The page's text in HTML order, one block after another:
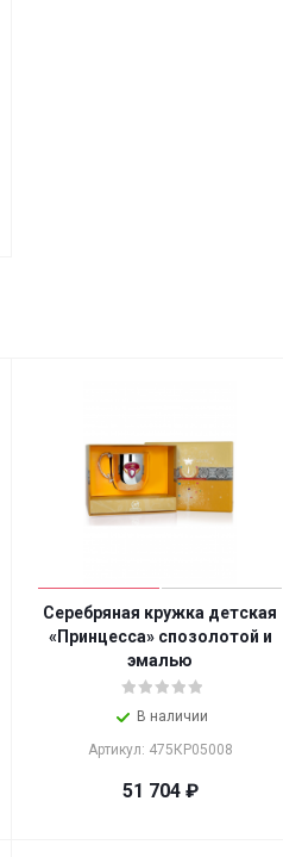
Серебряная кружка детская
«Принцесса» спозолотой и
эмалью
В наличии
Артикул: 475КР05008
51 704₽